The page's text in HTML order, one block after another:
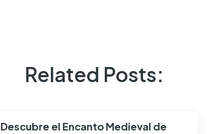
Related Posts:
Descubre el Encanto Medieval de